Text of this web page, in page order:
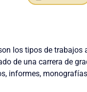
los tipos de trabajos
de una carrera de
informes,